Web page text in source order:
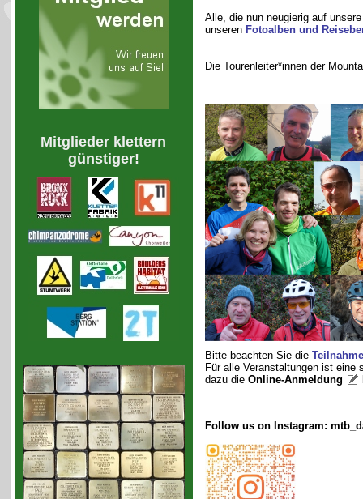
Mitglieder klettern
günstiger!
Alle, die nun neugierig auf
unseren Fotoalben und
Die Tourenleiter*innen der
Bitte beachten Sie die
Für alle Veranstaltungen ist
dazu die Online-Anmeldung
Follow us on Instagram: